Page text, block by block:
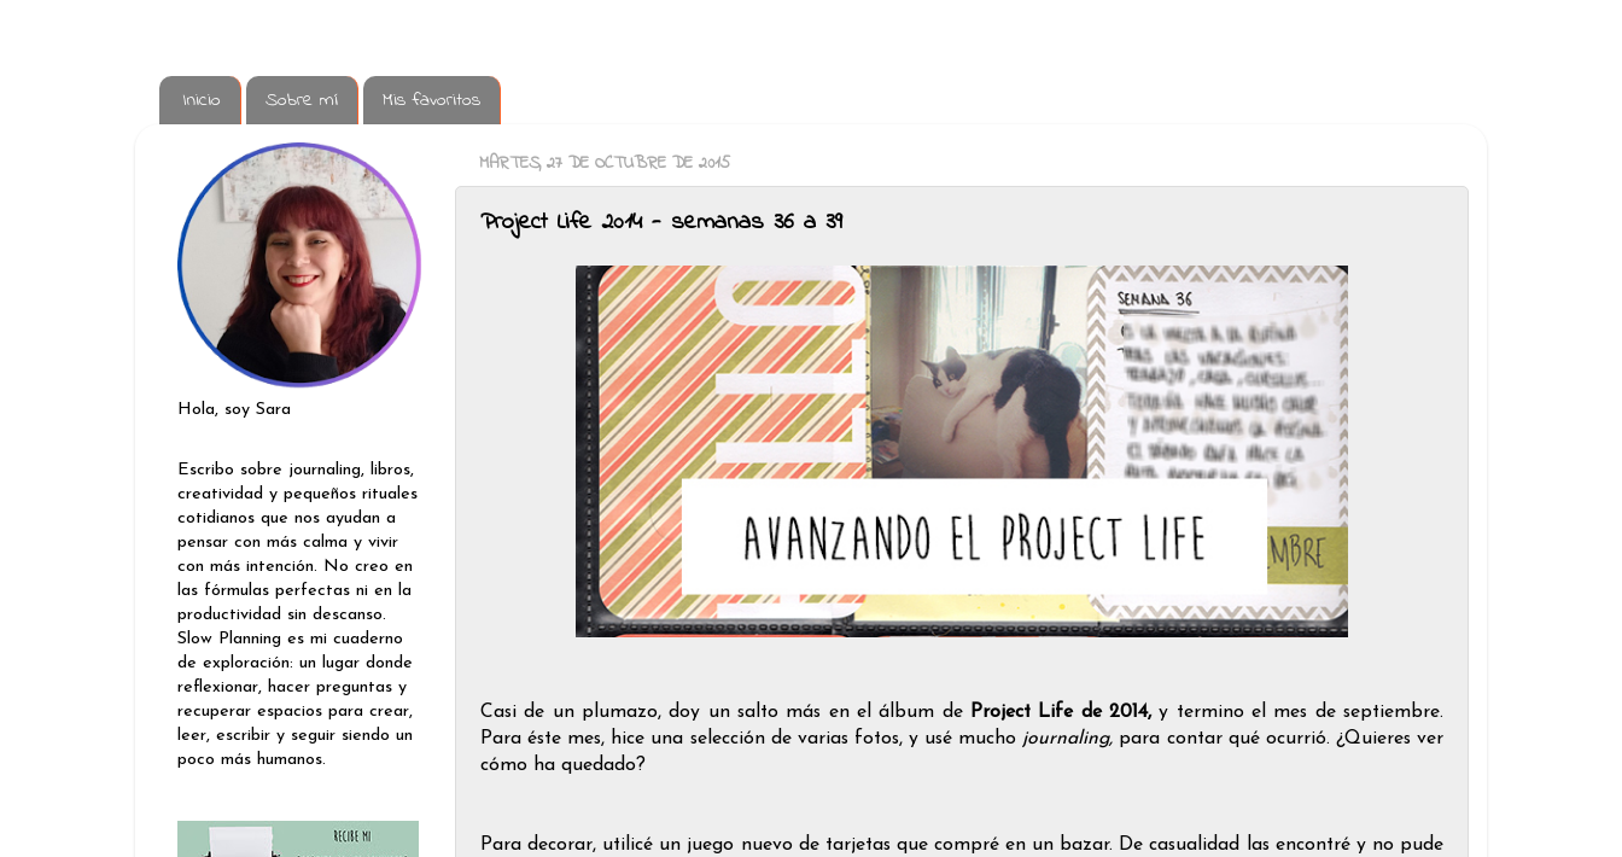
Inicio Sobre mí Mis favoritos
MARTES, 27 DE OCTUBRE DE 2015
Project Life 2014 - semanas 36 a 39
Casi de un plumazo, doy un salto más en el álbum de Project Life de 2014,y termino el mes de septiembre.
Para éste mes, hice una selección de varias fotos, y usé mucho journaling, para contar qué ocurrió. ¿Quieres ver
cómo ha quedado?
Para decorar, utilicé un juego nuevo de tarjetas que compré en un bazar. De casualidad las encontré y no pude
Hola, soy Sara
Escribo sobre journaling, libros,
creatividad y pequeños rituales
cotidianos que nos ayudan a
pensar con más calma y vivir
con más intención. No creo en
las fórmulas perfectas ni en la
productividad sin descanso.
Slow Planning es mi cuaderno
de exploración: un lugar donde
reflexionar, hacer preguntas y
recuperar espacios para crear,
leer, escribir y seguir siendo un
poco más humanos.